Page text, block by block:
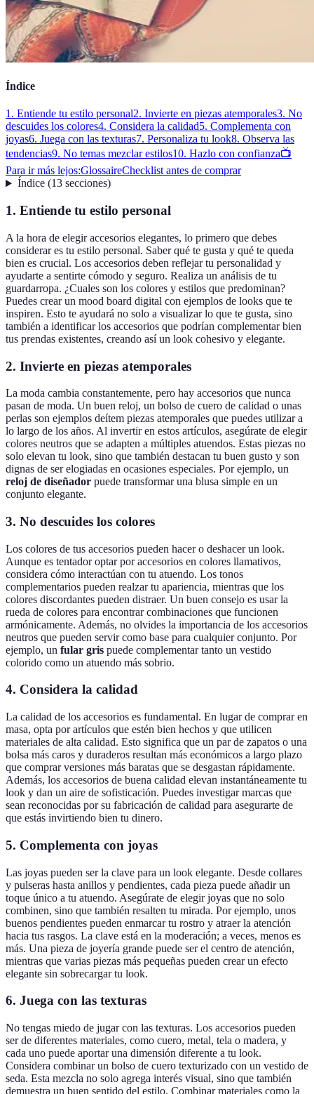
Índice
1. Entiende tu estilo personal2. Invierte en piezas atemporales3. No
descuides los colores4. Considera la calidad5. Complementa con
joyas6. Juega con las texturas7. Personaliza tu look8. Observa las
tendencias9. No temas mezclar estilos10. Hazlo con confianza📺
Para ir más lejos:GlossaireChecklist antes de comprar
Índice(13 secciones)
1. Entiende tu estilo personal
A la hora de elegir accesorios elegantes, lo primero que debes
considerar es tu estilo personal. Saber qué te gusta y qué te queda
bien es crucial. Los accesorios deben reflejar tu personalidad y
ayudarte a sentirte cómodo y seguro. Realiza un análisis de tu
guardarropa. ¿Cuales son los colores y estilos que predominan?
Puedes crear un mood board digital con ejemplos de looks que te
inspiren. Esto te ayudará no solo a visualizar lo que te gusta, sino
también a identificar los accesorios que podrían complementar bien
tus prendas existentes, creando así un look cohesivo y elegante.
2. Invierte en piezas atemporales
La moda cambia constantemente, pero hay accesorios que nunca
pasan de moda. Un buen reloj, un bolso de cuero de calidad o unas
perlas son ejemplos deítem piezas atemporales que puedes utilizar a
lo largo de los años. Al invertir en estos artículos, asegúrate de elegir
colores neutros que se adapten a múltiples atuendos. Estas piezas no
solo elevan tu look, sino que también destacan tu buen gusto y son
dignas de ser elogiadas en ocasiones especiales. Por ejemplo, un
reloj de diseñador puede transformar una blusa simple en un
conjunto elegante.
3. No descuides los colores
Los colores de tus accesorios pueden hacer o deshacer un look.
Aunque es tentador optar por accesorios en colores llamativos,
considera cómo interactúan con tu atuendo. Los tonos
complementarios pueden realzar tu apariencia, mientras que los
colores discordantes pueden distraer. Un buen consejo es usar la
rueda de colores para encontrar combinaciones que funcionen
armónicamente. Además, no olvides la importancia de los accesorios
neutros que pueden servir como base para cualquier conjunto. Por
ejemplo, un fular gris puede complementar tanto un vestido
colorido como un atuendo más sobrio.
4. Considera la calidad
La calidad de los accesorios es fundamental. En lugar de comprar en
masa, opta por artículos que estén bien hechos y que utilicen
materiales de alta calidad. Esto significa que un par de zapatos o una
bolsa más caros y duraderos resultan más económicos a largo plazo
que comprar versiones más baratas que se desgastan rápidamente.
Además, los accesorios de buena calidad elevan instantáneamente tu
look y dan un aire de sofisticación. Puedes investigar marcas que
sean reconocidas por su fabricación de calidad para asegurarte de
que estás invirtiendo bien tu dinero.
5. Complementa con joyas
Las joyas pueden ser la clave para un look elegante. Desde collares
y pulseras hasta anillos y pendientes, cada pieza puede añadir un
toque único a tu atuendo. Asegúrate de elegir joyas que no solo
combinen, sino que también resalten tu mirada. Por ejemplo, unos
buenos pendientes pueden enmarcar tu rostro y atraer la atención
hacia tus rasgos. La clave está en la moderación; a veces, menos es
más. Una pieza de joyería grande puede ser el centro de atención,
mientras que varias piezas más pequeñas pueden crear un efecto
elegante sin sobrecargar tu look.
6. Juega con las texturas
No tengas miedo de jugar con las texturas. Los accesorios pueden
ser de diferentes materiales, como cuero, metal, tela o madera, y
cada uno puede aportar una dimensión diferente a tu look.
Considera combinar un bolso de cuero texturizado con un vestido de
seda. Esta mezcla no solo agrega interés visual, sino que también
demuestra un buen sentido del estilo. Combinar materiales como la